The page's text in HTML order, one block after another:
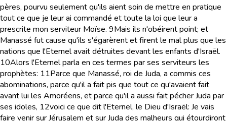
pères, pourvu seulement qu'ils aient soin de mettre en pratique
tout ce que je leur ai commandé et toute la loi que leur a
prescrite mon serviteur Moïse. 9Mais ils n'obéirent point; et
Manassé fut cause qu'ils s'égarèrent et firent le mal plus que les
nations que l'Eternel avait détruites devant les enfants d'Israël.
10Alors l'Eternel parla en ces termes par ses serviteurs les
prophètes: 11Parce que Manassé, roi de Juda, a commis ces
abominations, parce qu'il a fait pis que tout ce qu'avaient fait
avant lui les Amoréens, et parce qu'il a aussi fait pécher Juda par
ses idoles, 12voici ce que dit l'Eternel, le Dieu d'Israël: Je vais
faire venir sur Jérusalem et sur Juda des malheurs qui étourdiront